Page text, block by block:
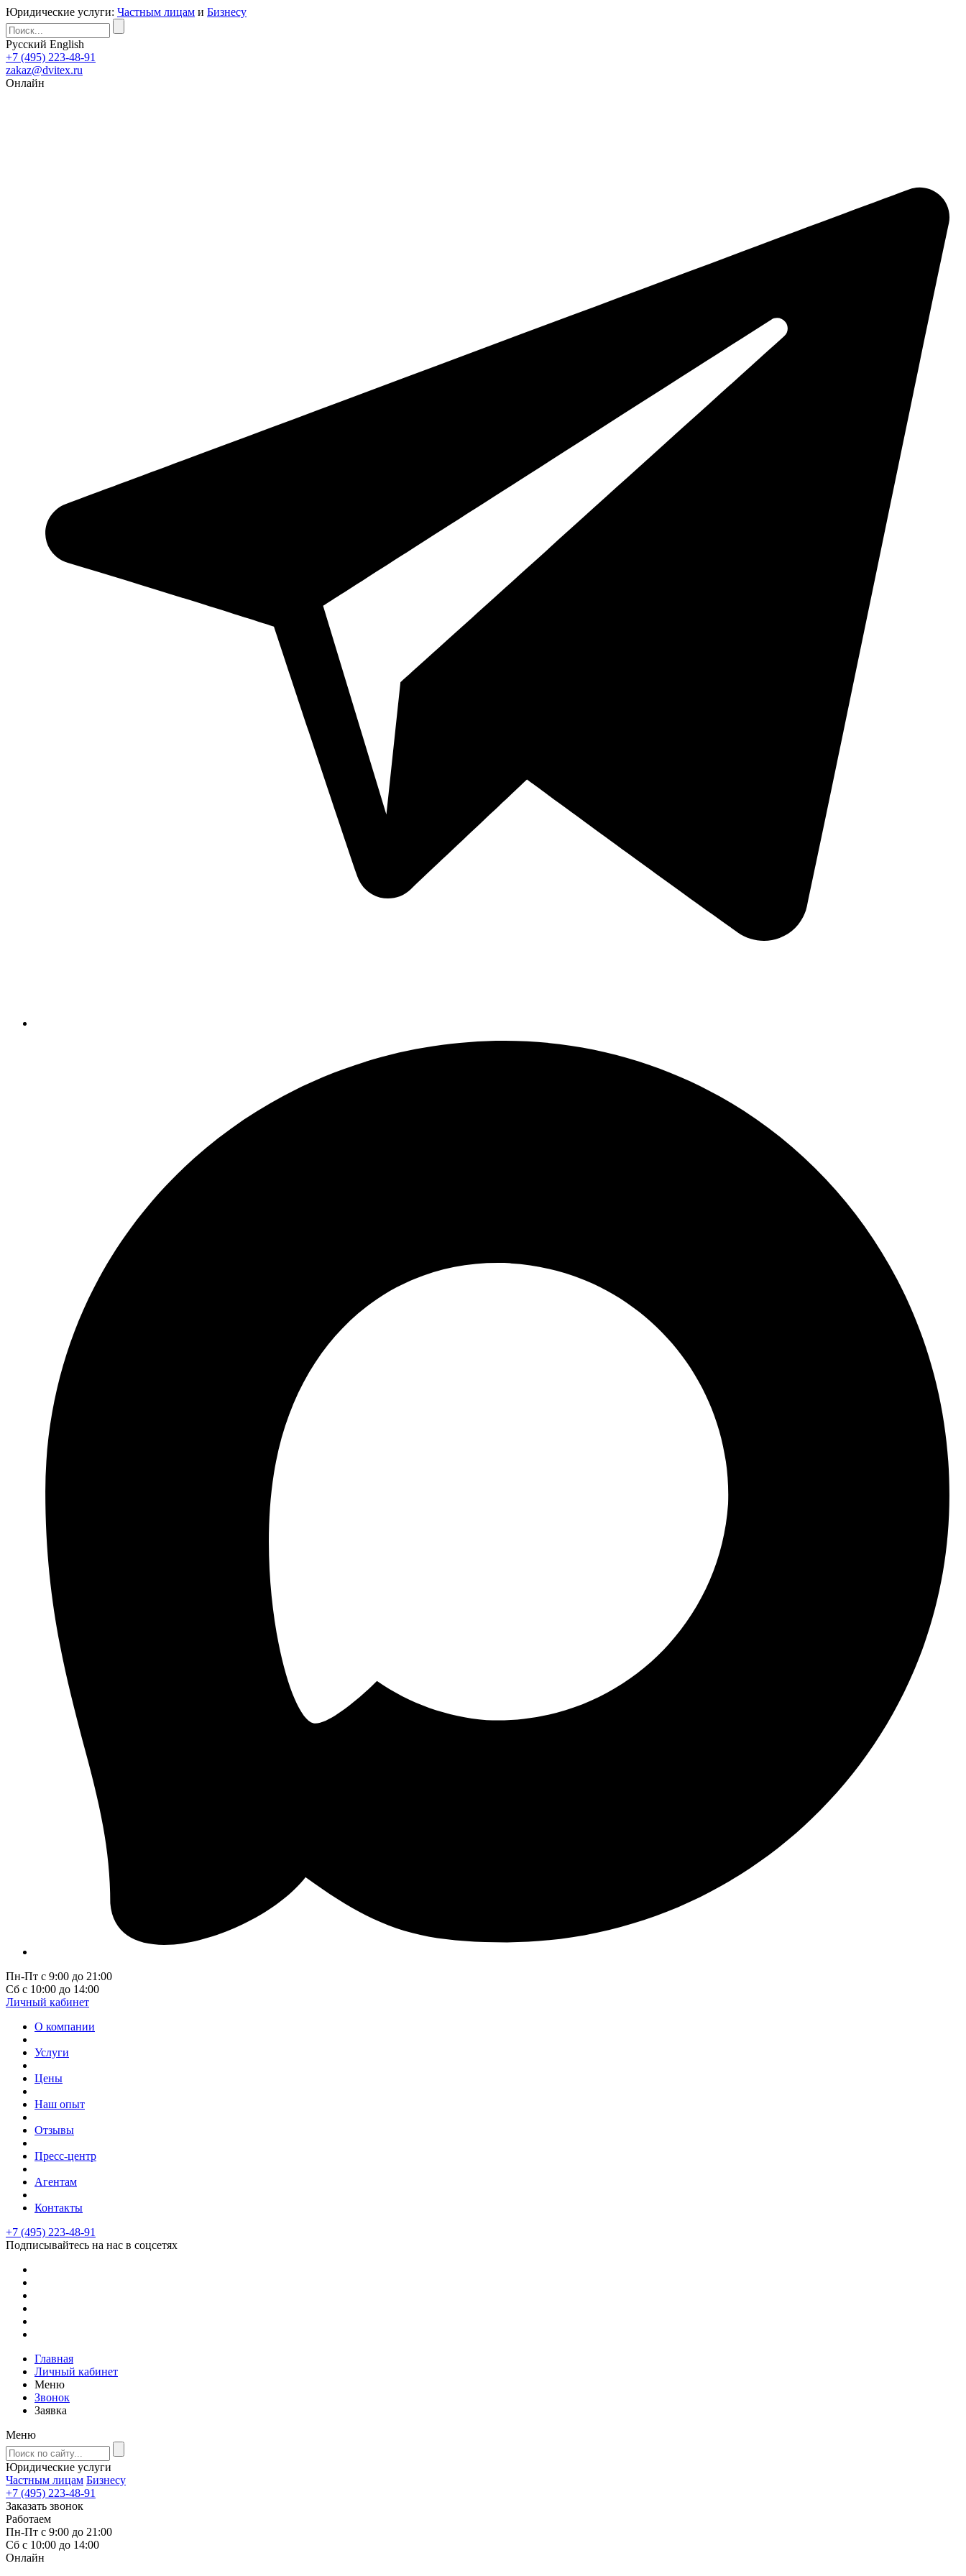
Юридические услуги: Частным лицам и Бизнесу
Русский English
+7 (495) 223-48-91
zakaz@dvitex.ru
Онлайн
Пн-Пт с 9:00 до 21:00
Сб с 10:00 до 14:00
Личный кабинет
О компании
Услуги
Цены
Наш опыт
Отзывы
Пресс-центр
Агентам
Контакты
+7 (495) 223-48-91
Подписывайтесь на нас в соцсетях
Главная
Личный кабинет
Меню
Звонок
Заявка
Меню
Юридические услуги
Частным лицам Бизнесу
+7 (495) 223-48-91
Заказать звонок
Работаем
Пн-Пт с 9:00 до 21:00
Сб с 10:00 до 14:00
Онлайн